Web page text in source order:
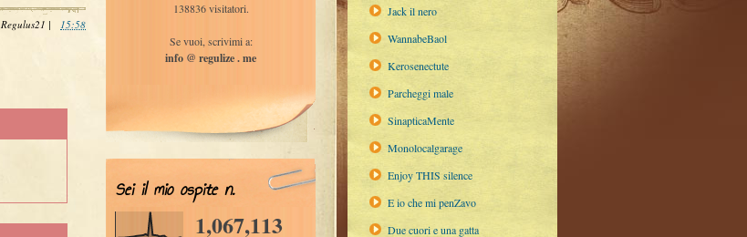
Regulus21 | 15:58
Jack il nero
WannabeBaol
Kerosenectute
Parcheggi male
SinapticaMente
Monolocalgarage
Enjoy THIS silence
E io che mi penZavo
Due cuori e una gatta
138836 visitatori.
Se vuoi, scrivimi a:
info @ regulize . me
Sei il mio ospite n.
1,067,113